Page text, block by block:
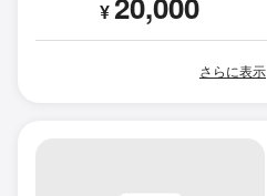
¥
さらに表示